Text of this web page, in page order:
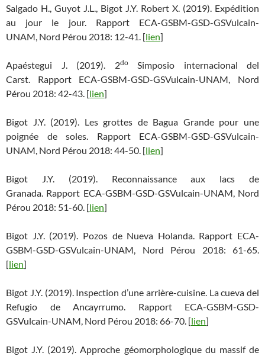
Salgado H., Guyot J.L., Bigot J.Y. Robert X. (2019). Expédition
au jour le jour. Rapport ECA-GSBM-GSD-GSVulcain-
UNAM, Nord Pérou 2018: 12-41. [lien]
Apaéstegui J. (2019). 2doSimposio internacional del
Carst. Rapport ECA-GSBM-GSD-GSVulcain-UNAM, Nord
Pérou 2018: 42-43. [lien]
Bigot J.Y. (2019). Les grottes de Bagua Grande pour une
poignée de soles. Rapport ECA-GSBM-GSD-GSVulcain-
UNAM, Nord Pérou 2018: 44-50. [lien]
Bigot J.Y. (2019). Reconnaissance aux lacs de
Granada. Rapport ECA-GSBM-GSD-GSVulcain-UNAM, Nord
Pérou 2018: 51-60. [lien]
Bigot J.Y. (2019). Pozos de Nueva Holanda. Rapport ECA-
GSBM-GSD-GSVulcain-UNAM, Nord Pérou 2018: 61-65.
[lien]
Bigot J.Y. (2019). Inspection d’une arrière-cuisine. La cueva del
Refugio de Ancayrrumo. Rapport ECA-GSBM-GSD-
GSVulcain-UNAM, Nord Pérou 2018: 66-70. [lien]
Bigot J.Y. (2019). Approche géomorphologique du massif de